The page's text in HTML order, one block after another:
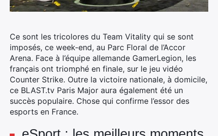
Ce sont les tricolores du Team Vitality qui se sont
imposés, ce week-end, au Parc Floral de l’Accor
Arena. Face à l’équipe allemande GamerLegion, les
français ont triomphé en finale, sur le jeu vidéo
Counter Strike. Outre la victoire nationale, à domicile,
ce BLAST.tv Paris Major aura également été un
succès populaire. Chose qui confirme l’essor des
esports en France.